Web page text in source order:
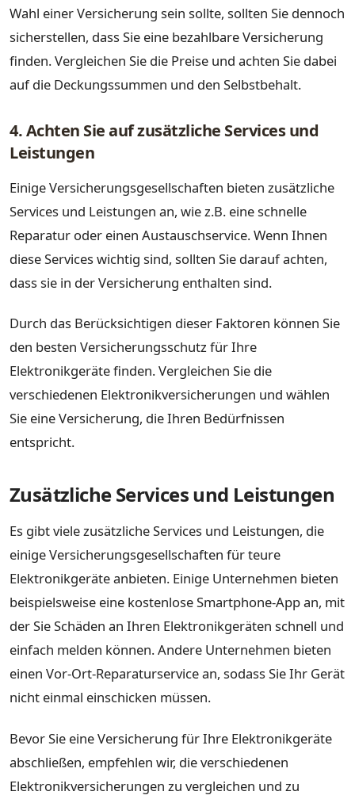
Wahl einer Versicherung sein sollte, sollten Sie dennoch
sicherstellen, dass Sie eine bezahlbare Versicherung
finden. Vergleichen Sie die Preise und achten Sie dabei
auf die Deckungssummen und den Selbstbehalt.
4. Achten Sie auf zusätzliche Services und
Leistungen
Einige Versicherungsgesellschaften bieten zusätzliche
Services und Leistungen an, wie z.B. eine schnelle
Reparatur oder einen Austauschservice. Wenn Ihnen
diese Services wichtig sind, sollten Sie darauf achten,
dass sie in der Versicherung enthalten sind.
Durch das Berücksichtigen dieser Faktoren können Sie
den besten Versicherungsschutz für Ihre
Elektronikgeräte finden. Vergleichen Sie die
verschiedenen Elektronikversicherungen und wählen
Sie eine Versicherung, die Ihren Bedürfnissen
entspricht.
Zusätzliche Services und Leistungen
Es gibt viele zusätzliche Services und Leistungen, die
einige Versicherungsgesellschaften für teure
Elektronikgeräte anbieten. Einige Unternehmen bieten
beispielsweise eine kostenlose Smartphone-App an, mit
der Sie Schäden an Ihren Elektronikgeräten schnell und
einfach melden können. Andere Unternehmen bieten
einen Vor-Ort-Reparaturservice an, sodass Sie Ihr Gerät
nicht einmal einschicken müssen.
Bevor Sie eine Versicherung für Ihre Elektronikgeräte
abschließen, empfehlen wir, die verschiedenen
Elektronikversicherungen zu vergleichen und zu